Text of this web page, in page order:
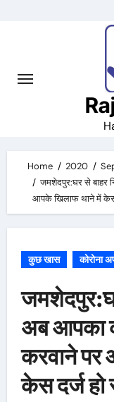
Home 2020
जमशेदपुर:घर से बाहर
आपके खिलाफ थाने में केस
कुछ खास कोरोना
अब आपका
करवाने
केस दर्ज